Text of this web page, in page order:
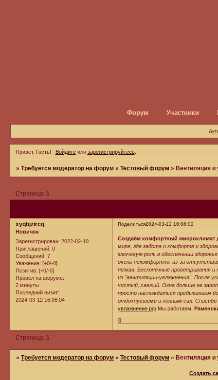
Форум Участники
Привет, Гость! Войдитеили зарегистрируйтесь.
»Требуется модератор на форум »Тестовый форум » Вентиляция
Страница: 1
Поделиться2024-03-12 16:06:02
xyqbjzircq
Новичок
Зарегистрирован: 2022-02-10
Приглашений: 0
Сообщений: 7
Уважение: [+0/-0]
Позитив: [+0/-0]
Провел на форуме:
2 минуты
Последний визит:
2024-03-12 16:06:04
Создаём комфортный микроклимат
мире, где забота о комфорте и
ключевую роль в обеспечении
очень некомфортно: из-за
низкая. Бесконечные
из "вентиляции-увлажнения". После
чистый, свежий. Окна больше не
просто наслаждаться пребыванием
отдохнувшими и полным сил. Спасибо
увлажнение.рф Мы работаем:
0
Страница: 1
»Требуется модератор на форум »Тестовый форум » Вентиляция
Создать